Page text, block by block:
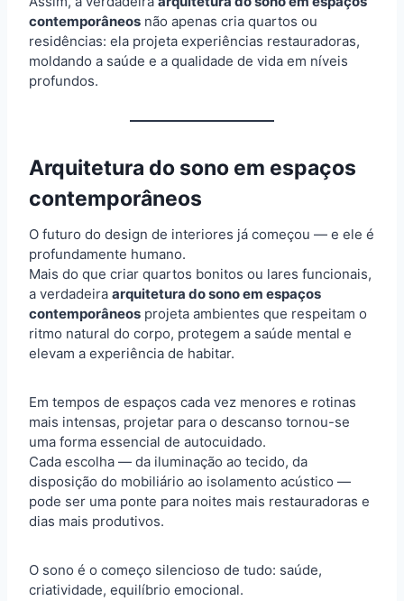
contemporâneos não apenas cria quartos ou
residências: ela projeta experiências restauradoras,
moldando a saúde e a qualidade de vida em níveis
profundos.
Arquitetura do sono em espaços
contemporâneos
O futuro do design de interiores já começou — e ele é
profundamente humano.
Mais do que criar quartos bonitos ou lares funcionais,
a verdadeira arquitetura do sono em espaços
contemporâneos projeta ambientes que respeitam o
ritmo natural do corpo, protegem a saúde mental e
elevam a experiência de habitar.
Em tempos de espaços cada vez menores e rotinas
mais intensas, projetar para o descanso tornou-se
uma forma essencial de autocuidado.
Cada escolha — da iluminação ao tecido, da
disposição do mobiliário ao isolamento acústico —
pode ser uma ponte para noites mais restauradoras e
dias mais produtivos.
O sono é o começo silencioso de tudo: saúde,
criatividade, equilíbrio emocional.